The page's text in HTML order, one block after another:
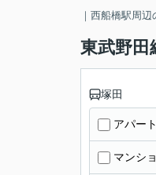
｜西船橋駅周
東武野田
塚田
アパート
マンシ